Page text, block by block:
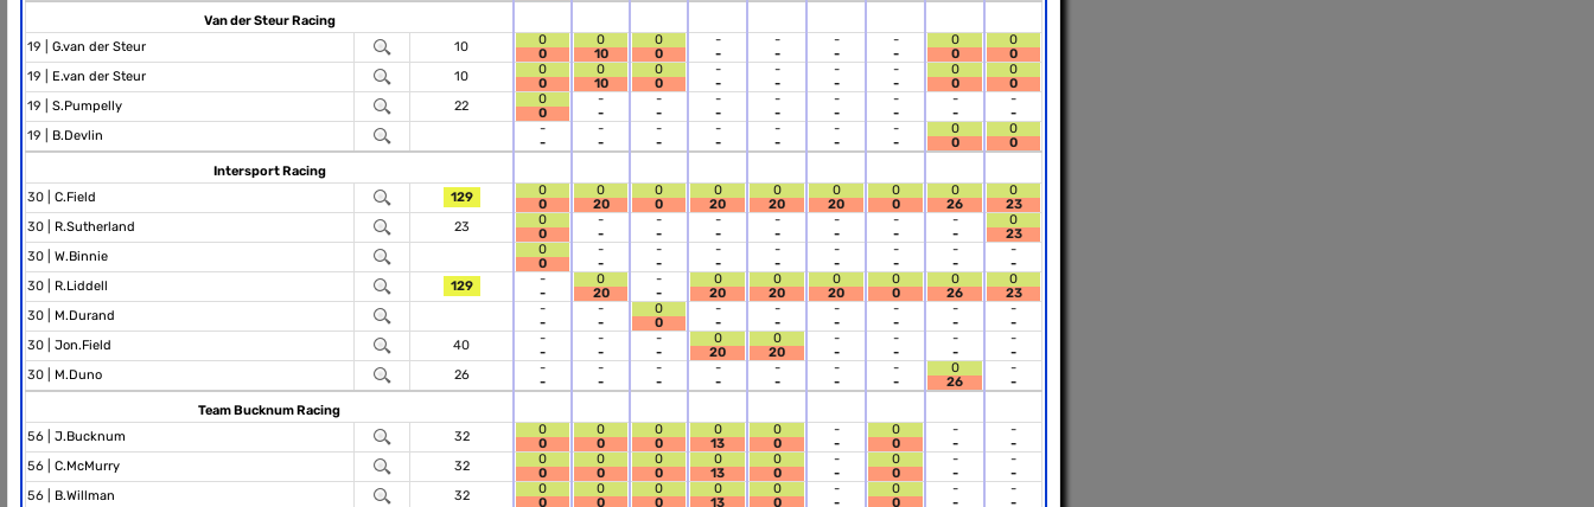
Van der Steur Racing
19 | G.van der Steur 10
0
0
0
10
0
0
-
-
-
-
-
-
-
-
0
0
0
0
19 | E.van der Steur 10
0
0
0
10
0
0
-
-
-
-
-
-
-
-
0
0
0
0
19 | S.Pumpelly 22
0
0
-
-
-
-
-
-
-
-
-
-
-
-
-
-
-
-
19 | B.Devlin
-
-
-
-
-
-
-
-
-
-
-
-
-
-
0
0
0
0
Intersport Racing
30 | C.Field 129
0
0
0
20
0
0
0
20
0
20
0
20
0
0
0
26
0
23
30 | R.Sutherland 23
0
0
-
-
-
-
-
-
-
-
-
-
-
-
-
-
0
23
30 | W.Binnie
0
0
-
-
-
-
-
-
-
-
-
-
-
-
-
-
-
-
30 | R.Liddell 129
-
-
0
20
-
-
0
20
0
20
0
20
0
0
0
26
0
23
30 | M.Durand
-
-
-
-
0
0
-
-
-
-
-
-
-
-
-
-
-
-
30 | Jon.Field 40
-
-
-
-
-
-
0
20
0
20
-
-
-
-
-
-
-
-
30 | M.Duno 26
-
-
-
-
-
-
-
-
-
-
-
-
-
-
0
26
-
-
Team Bucknum Racing
56 | J.Bucknum 32
0
0
0
0
0
0
0
13
0
0
-
-
0
0
-
-
-
-
56 | C.McMurry 32
0
0
0
0
0
0
0
13
0
0
-
-
0
0
-
-
-
-
56 | B.Willman 32
0
0
0
0
0
0
0
13
0
0
-
-
0
0
-
-
-
-